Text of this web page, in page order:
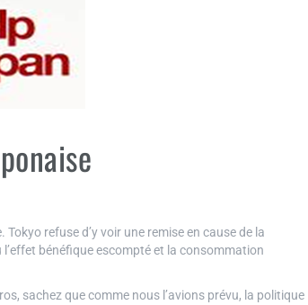
refuse d’y voir une remise en cause de la
bénéfique escompté et la consommation
sachez que comme nous l’avions prévu, la politique